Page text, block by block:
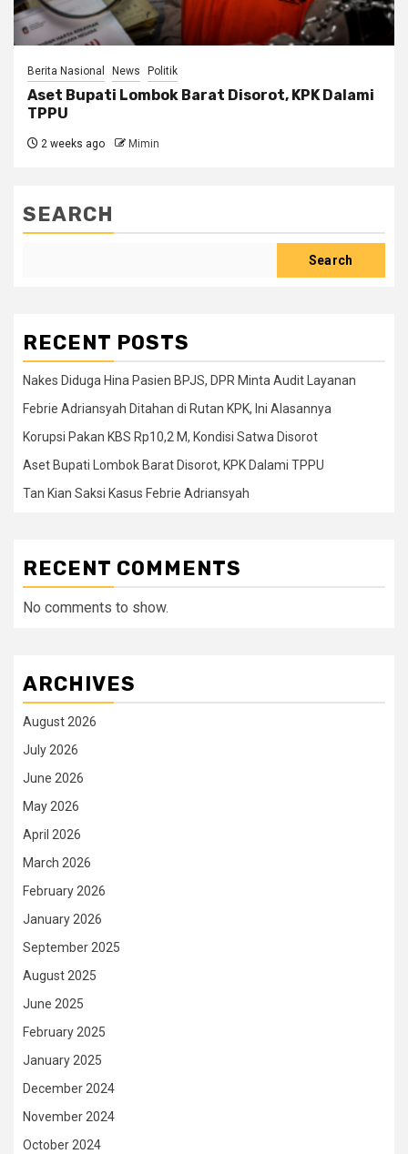
Berita Nasional News Politik
Aset Bupati Lombok Barat Disorot, KPK Dalami
TPPU
2 weeks ago Mimin
SEARCH
Search
RECENT POSTS
Nakes Diduga Hina Pasien BPJS, DPR Minta Audit Layanan
Febrie Adriansyah Ditahan di Rutan KPK, Ini Alasannya
Korupsi Pakan KBS Rp10,2 M, Kondisi Satwa Disorot
Aset Bupati Lombok Barat Disorot, KPK Dalami TPPU
Tan Kian Saksi Kasus Febrie Adriansyah
RECENT COMMENTS
No comments to show.
ARCHIVES
August 2026
July 2026
June 2026
May 2026
April 2026
March 2026
February 2026
January 2026
September 2025
August 2025
June 2025
February 2025
January 2025
December 2024
November 2024
October 2024